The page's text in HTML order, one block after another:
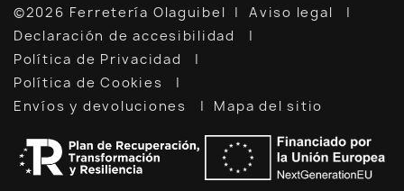
©2026 Ferretería Olaguibel
Aviso legal
Declaración de accesibilidad
Política de Privacidad
Política de Cookies
Envíos y devoluciones
Mapa del sitio